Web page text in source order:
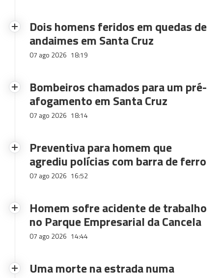
Dois homens feridos em quedas de
andaimes em Santa Cruz
07 ago 2026 18:19
Bombeiros chamados para um pré-
afogamento em Santa Cruz
07 ago 2026 18:14
Preventiva para homem que
agrediu polícias com barra de ferro
07 ago 2026 16:52
Homem sofre acidente de trabalho
no Parque Empresarial da Cancela
07 ago 2026 14:44
Uma morte na estrada numa